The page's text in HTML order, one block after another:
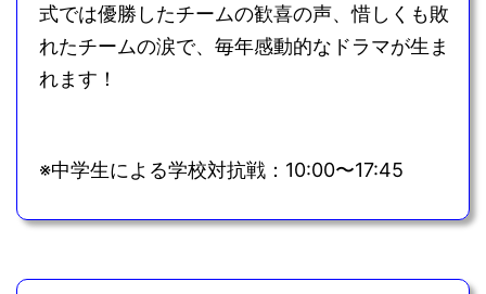
式では優勝したチームの歓喜の声、惜しくも敗
れたチームの涙で、毎年感動的なドラマが生ま
れます！
※中学生による学校対抗戦：10:00〜17:45